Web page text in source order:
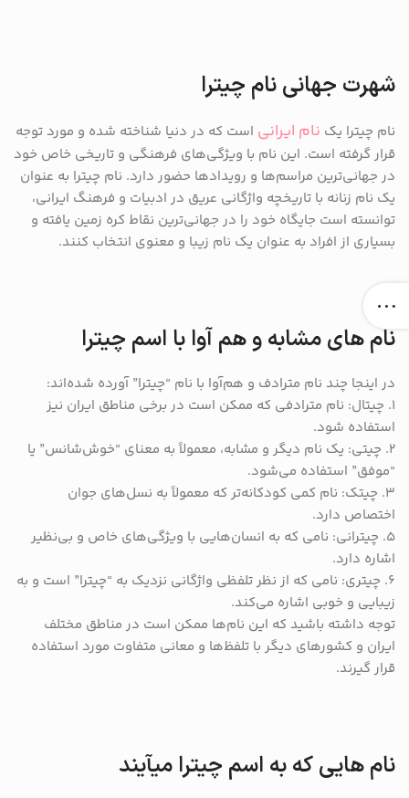
شهرت جهانی نام چیترا
نام چیترا یک نام ایرانی است که در دنیا شناخته شده و مورد توجه
قرار گرفته است. این نام با ویژگی‌های فرهنگی و تاریخی خاص خود
در جهانی‌ترین مراسم‌ها و رویدادها حضور دارد. نام چیترا به عنوان
یک نام زنانه با تاریخچه واژگانی عریق در ادبیات و فرهنگ ایرانی،
توانسته است جایگاه خود را در جهانی‌ترین نقاط کره زمین یافته و
بسیاری از افراد به عنوان یک نام زیبا و معنوی انتخاب کنند.
نام های مشابه و هم آوا با اسم چیترا
در اینجا چند نام مترادف و هم‌آوا با نام “چیترا” آورده شده‌اند:
1. چیتال: نام مترادفی که ممکن است در برخی مناطق ایران نیز
استفاده شود.
2. چیتی: یک نام دیگر و مشابه، معمولاً به معنای “خوش‌شانس” یا
“موفق” استفاده می‌شود.
3. چیتک: نام کمی کودکانه‌تر که معمولاً به نسل‌های جوان
اختصاص دارد.
5. چیترانی: نامی که به انسان‌هایی با ویژگی‌های خاص و بی‌نظیر
اشاره دارد.
6. چیتری: نامی که از نظر تلفظی واژگانی نزدیک به “چیترا” است و به
زیبایی و خوبی اشاره می‌کند.
توجه داشته باشید که این نام‌ها ممکن است در مناطق مختلف
ایران و کشورهای دیگر با تلفظ‌ها و معانی متفاوت مورد استفاده
قرار گیرند.
نام هایی که به اسم چیترا میآیند